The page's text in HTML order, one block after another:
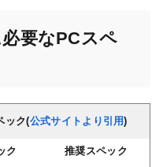
要なPCスペ
ック(公式サイトより引用)
ク 推奨スペック